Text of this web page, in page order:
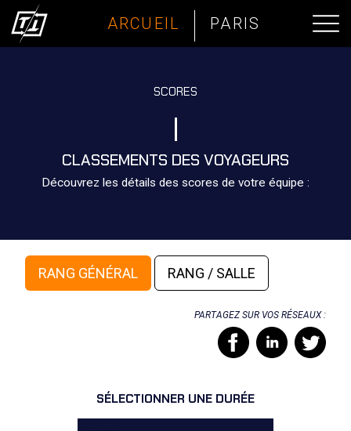
ARCUEIL PARIS
SCORES
CLASSEMENTS DES VOYAGEURS
Découvrez les détails des scores de votre équipe :
RANG GÉNÉRAL RANG / SALLE
PARTAGEZ SUR VOS RÉSEAUX :
SÉLECTIONNER UNE DURÉE